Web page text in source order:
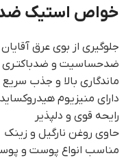
خواص استیک ضد
جلوگیری از بوی عرق آقایان
ضدحساسیت و ضدباکتـری
ماندگاری بالا و جذب سریع
دارای منیزیوم هیدروکساید
رایحه قوی و دلپذیر
حاوی روغن نارگیل و زینک
مناسب انواع پوست و